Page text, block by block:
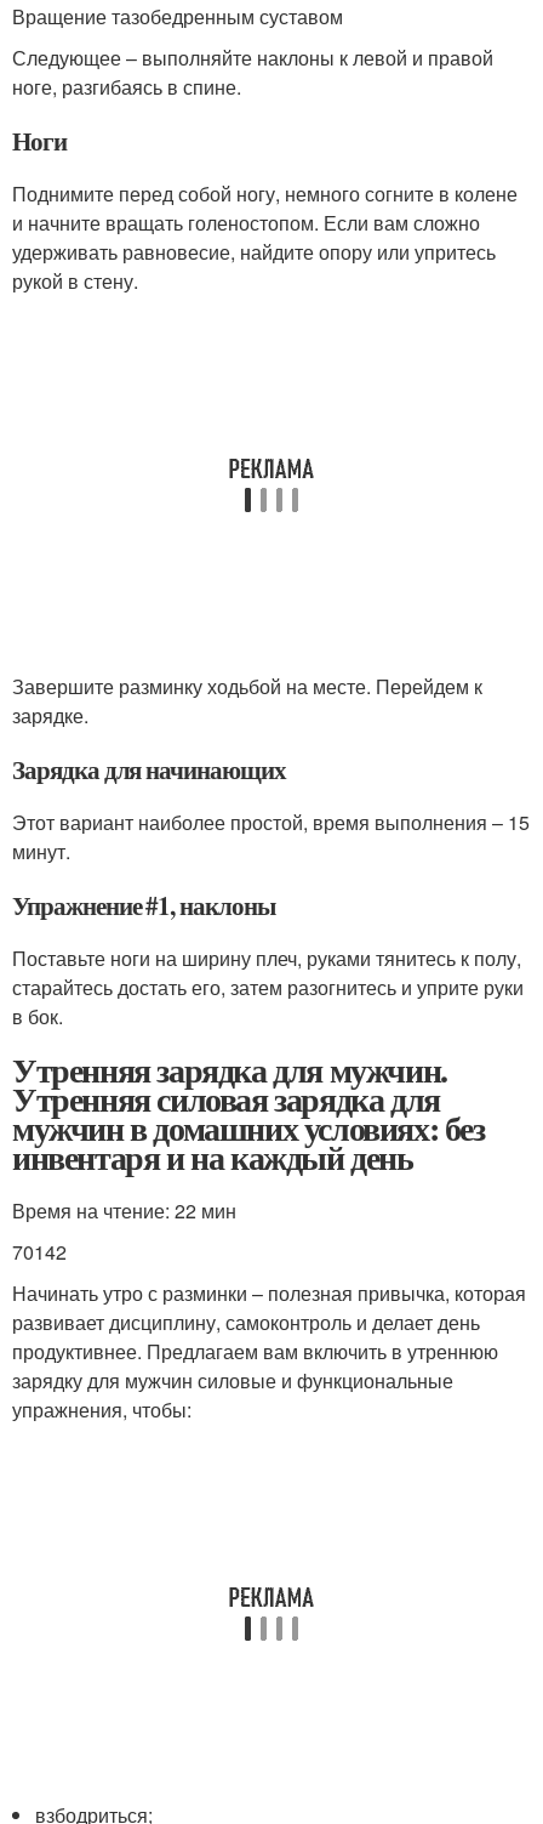
Вращение тазобедренным суставом
Следующее – выполняйте наклоны к левой и правой
ноге, разгибаясь в спине.
Ноги
Поднимите перед собой ногу, немного согните в колене
и начните вращать голеностопом. Если вам сложно
удерживать равновесие, найдите опору или упритесь
рукой в стену.
Завершите разминку ходьбой на месте. Перейдем к
зарядке.
Зарядка для начинающих
Этот вариант наиболее простой, время выполнения – 15
минут.
Упражнение #1, наклоны
Поставьте ноги на ширину плеч, руками тянитесь к полу,
старайтесь достать его, затем разогнитесь и уприте руки
в бок.
Утренняя зарядка для мужчин.
Утренняя силовая зарядка для
мужчин в домашних условиях: без
инвентаря и на каждый день
Время на чтение: 22 мин
70142
Начинать утро с разминки – полезная привычка, которая
развивает дисциплину, самоконтроль и делает день
продуктивнее. Предлагаем вам включить в утреннюю
зарядку для мужчин силовые и функциональные
упражнения, чтобы:
взбодриться;